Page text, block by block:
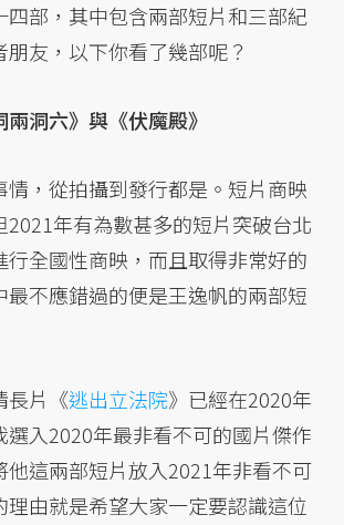
四部，其中包含兩部短片和三部紀
友，以下你看了幾部呢？
洞六》與《伏魔殿》
情，從拍攝到發行都是。短片商映
2021年有為數甚多的短片突破台北
行全國性商映，而且取得非常好的
最不應錯過的便是王逸帆的兩部短
長片《逃出立法院》已經在2020年
選入2020年最非看不可的國片傑作
他這兩部短片放入2021年非看不可
理由就是希望大家一定要認識這位